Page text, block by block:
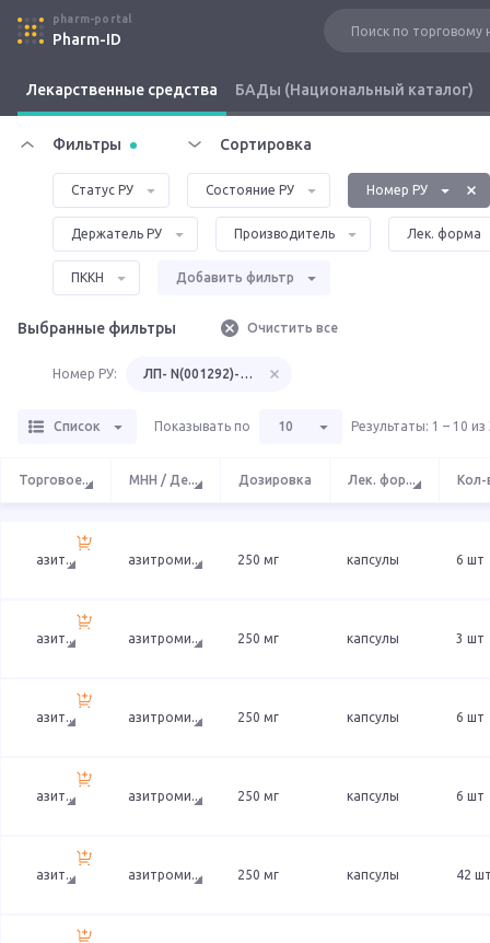
pharm-portal
Pharm-ID
Лекарственные средства БАДы (Национальный каталог)
Фильтры Сортировка
Статус РУ Состояние РУ Номер РУ
Держатель РУ Производитель Лек. форма
ПККН Добавить фильтр
Выбранные фильтры Очистить все
Номер РУ: ЛП- N(001292)-(РГ-RU)
Список Показывать по 10 Результаты: 1 – 10 из
Торговое... МНН / Де... Дозировка Лек. фор... Кол-
азит... азитроми... 250 мг капсулы 6 шт
азит... азитроми... 250 мг капсулы 3 шт
азит... азитроми... 250 мг капсулы 6 шт
азит... азитроми... 250 мг капсулы 6 шт
азит... азитроми... 250 мг капсулы 42